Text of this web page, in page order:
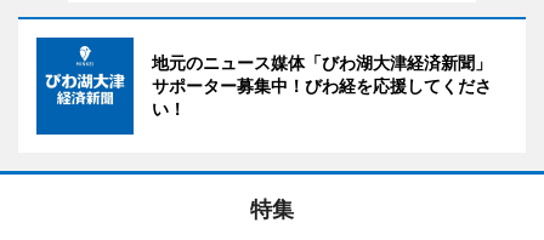
地元のニュース媒体「びわ湖大津経済新聞」
サポーター募集中！びわ経を応援してくださ
い！
特集